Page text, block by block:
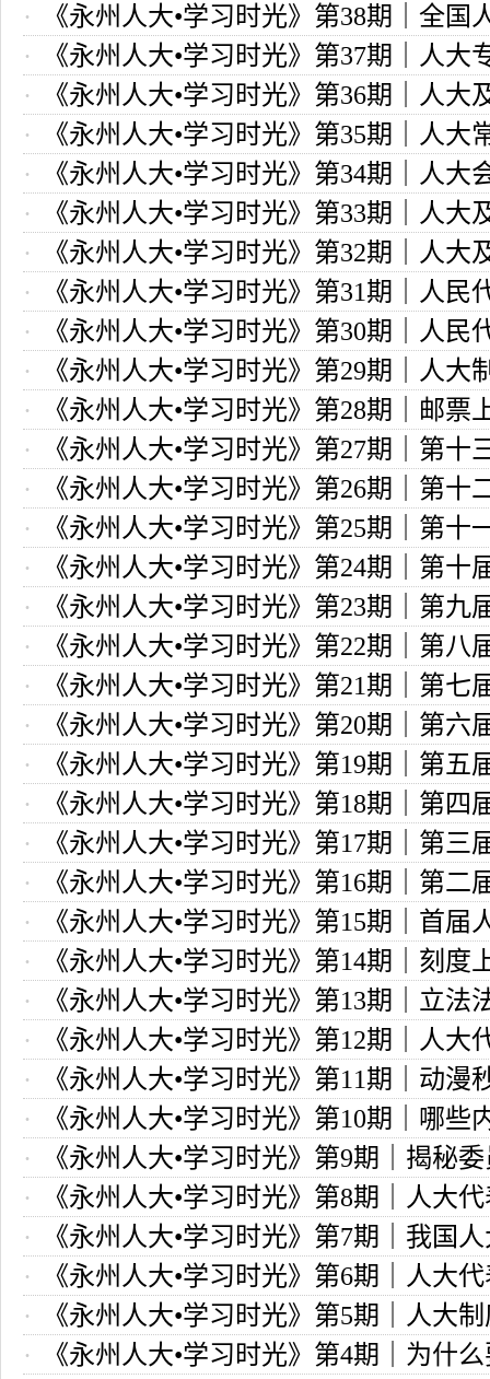
员会的性质和职责是什么？
《永州人大•学习时光》第38期｜全国
办事机构和工作机构的职责
《永州人大•学习时光》第37期｜人大
“前世今生”
《永州人大•学习时光》第36期｜人大
的机构如何设置？
《永州人大•学习时光》第35期｜人大
大是什么关系？
《永州人大•学习时光》第34期｜人大
工作程序是如何规定的
《永州人大•学习时光》第33期｜人大
行使职权的原则
《永州人大•学习时光》第32期｜人大
“四权”表述的由来
《永州人大•学习时光》第31期｜人民
度的制度优势
《永州人大•学习时光》第30期｜人民
度的基本内容
《永州人大•学习时光》第29期｜人大
由来和演变
《永州人大•学习时光》第28期｜邮票
国人民代表大会，你心动了？
《永州人大•学习时光》第27期｜第十
民代表大会
《永州人大•学习时光》第26期｜第十
民代表大会 不断增进民生福祉 深入推
《永州人大•学习时光》第25期｜第十
民代表大会 与时俱进 改革创新
《永州人大•学习时光》第24期｜第十
代表大会 科学发展 强国富民
《永州人大•学习时光》第23期｜第九
代表大会 团结一致 务实兴邦
《永州人大•学习时光》第22期｜第八
代表大会 开启社会主义民主的新篇章
《永州人大•学习时光》第21期｜第七
代表大会 以改革总揽全局
《永州人大•学习时光》第20期｜第六
代表大会 迎接改革的春天
《永州人大•学习时光》第19期｜第五
代表大会 全面开启社会主义现代化建设
《永州人大•学习时光》第18期｜第四
代表大会 特殊时期中一次意义非凡的会
《永州人大•学习时光》第17期｜第三
代表大会 革命的大会 民主的大会 团结
《永州人大•学习时光》第16期｜第二
代表大会 总结社会主义建设成就
《永州人大•学习时光》第15期｜首届
国本《永州人大•学习时光》第14期｜刻度
大
《永州人大•学习时光》第13期｜立法
咱老百姓生活有啥关系？
《永州人大•学习时光》第12期｜人大
权利与义务？
《永州人大•学习时光》第11期｜动漫
表建议从提出到落实
《永州人大•学习时光》第10期｜哪些
为代表建议提出？
《永州人大•学习时光》第9期｜揭秘
任、主席，各级人大No.1，称谓为何各
《永州人大•学习时光》第8期｜人大
议这样写
《永州人大•学习时光》第7期｜我国
西方议员的本质区别
《永州人大•学习时光》第6期｜人大
产生的
《永州人大•学习时光》第5期｜人大
建立的
《永州人大•学习时光》第4期｜为什